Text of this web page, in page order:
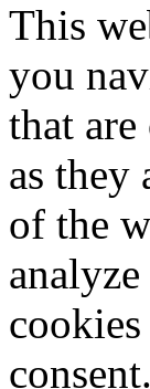
This
you
that are
as they
of the